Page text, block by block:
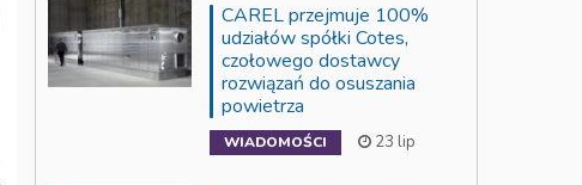
CAREL przejmuje 100%
udziałów spółki Cotes,
czołowego dostawcy
rozwiązań do osuszania
powietrza
WIADOMOŚCI 23 lip